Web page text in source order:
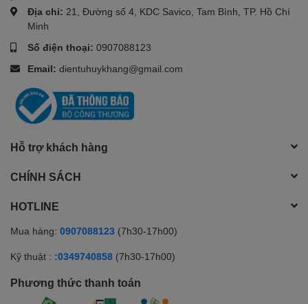
Địa chỉ: 21, Đường số 4, KDC Savico, Tam Bình, TP. Hồ Chí
Minh
Số điện thoại: 0907088123
Email: dientuhuykhang@gmail.com
Hỗ trợ khách hàng
CHÍNH SÁCH
HOTLINE
Mua hàng: 0907088123 (7h30-17h00)
Kỹ thuật : :0349740858 (7h30-17h00)
Phương thức thanh toán